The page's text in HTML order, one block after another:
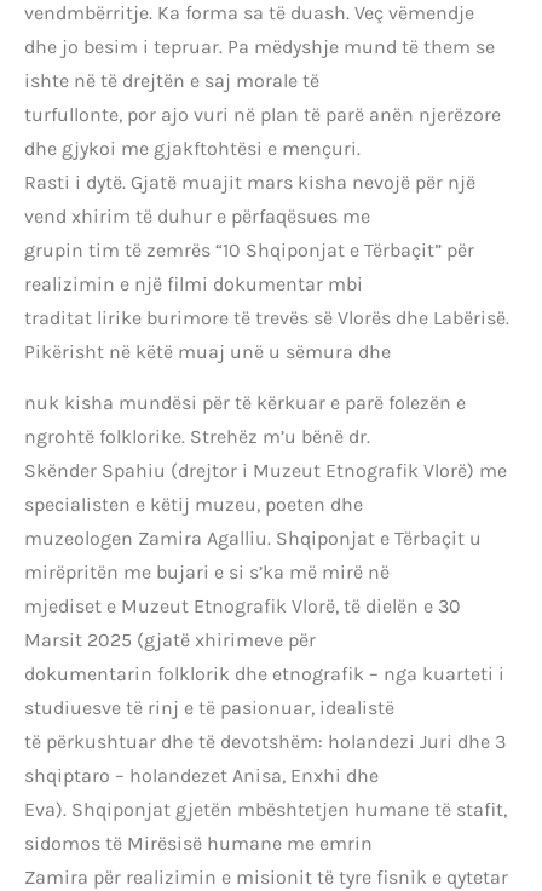
vendmbërritje. Ka forma sa të duash. Veç vëmendje
dhe jo besim i tepruar. Pa mëdyshje mund të them se
ishte në të drejtën e saj morale të
turfullonte, por ajo vuri në plan të parë anën njerëzore
dhe gjykoi me gjakftohtësi e mençuri.
Rasti i dytë. Gjatë muajit mars kisha nevojë për një
vend xhirim të duhur e përfaqësues me
grupin tim të zemrës “10 Shqiponjat e Tërbaçit” për
realizimin e një filmi dokumentar mbi
traditat lirike burimore të trevës së Vlorës dhe Labërisë.
Pikërisht në këtë muaj unë u sëmura dhe
nuk kisha mundësi për të kërkuar e parë folezën e
ngrohtë folklorike. Strehëz m’u bënë dr.
Skënder Spahiu (drejtor i Muzeut Etnografik Vlorë) me
specialisten e këtij muzeu, poeten dhe
muzeologen Zamira Agalliu. Shqiponjat e Tërbaçit u
mirëpritën me bujari e si s’ka më mirë në
mjediset e Muzeut Etnografik Vlorë, të dielën e 30
Marsit 2025 (gjatë xhirimeve për
dokumentarin folklorik dhe etnografik – nga kuarteti i
studiuesve të rinj e të pasionuar, idealistë
të përkushtuar dhe të devotshëm: holandezi Juri dhe 3
shqiptaro – holandezet Anisa, Enxhi dhe
Eva). Shqiponjat gjetën mbështetjen humane të stafit,
sidomos të Mirësisë humane me emrin
Zamira për realizimin e misionit të tyre fisnik e qytetar